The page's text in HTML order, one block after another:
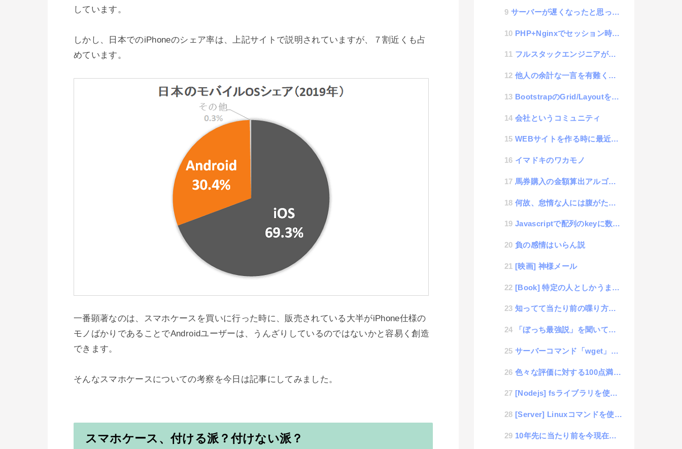
しています。
しかし、日本でのiPhoneのシェア率は、上記サイトで説明されていますが、７割近くも占
めています。
一番顕著なのは、スマホケースを買いに行った時に、販売されている大半がiPhone仕様の
モノばかりであることでAndroidユーザーは、うんざりしているのではないかと容易く創造
できます。
そんなスマホケースについての考察を今日は記事にしてみました。
スマホケース、付ける派？付けない派？
サーバーが遅くなったと思ったらMySQLが原因だったという件
PHP+Nginxでセッション時間の変更をするお作法
フルスタックエンジニアが感じるサービス初期構築のジレンマ
他人の余計な一言を有難く感じると格段に成長する思考
BootstrapのGrid/Layoutを使って、コンテンツを入れ替えるPush/Pullのやり方...
会社というコミュニティ
WEBサイトを作る時に最近良く使うフリー素材サイト
イマドキのワカモノ
馬券購入の金額算出アルゴリズム
何故、怠惰な人には腹がたつのか？
Javascriptで配列のkeyに数値と文字列を使った時の挙動の違い（初心者向き）
負の感情はいらん説
[映画] 神様メール
[Book] 特定の人としかうまく付き合えないのは結局、あなたの心が冷めているからだ
知ってて当たり前の喋り方に気づくポイント
「ぼっち最強説」を聞いて考えた事
サーバーコマンド「wget」のちょっと便利な使い方
色々な評価に対する100点満点の採点法
[Nodejs] fsライブラリを使って多重階層のmkdirを実現するソースコード
[Server] Linuxコマンドを使って任意のディレクトリーの内容量を表示
10年先に当たり前を今現在の常識にするイノベーション